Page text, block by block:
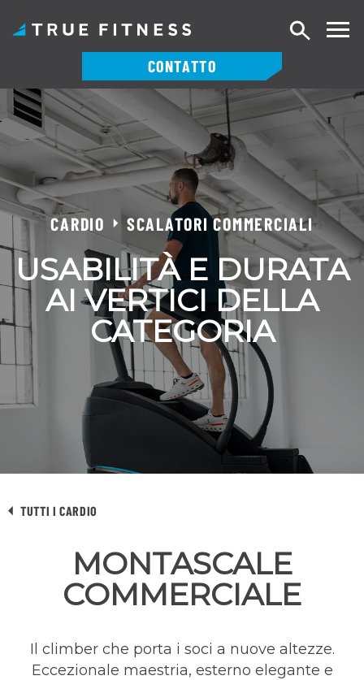
Vai
al
contenuto
CONTATTO
Ricerca
CARDIO SCALATORI COMMERCIALI
USABILITÀ E DURATA
AI VERTICI DELLA
CATEGORIA
TUTTI I CARDIO
MONTASCALE
COMMERCIALE
Il climber che porta i soci a nuove altezze.
Eccezionale maestria, esterno elegante e